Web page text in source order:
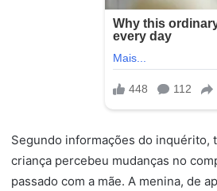
Segundo informações do inquérito,
criança percebeu mudanças no
passado com a mãe. A menina, de